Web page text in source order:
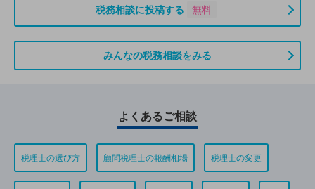
税務相談に投稿する 無料
みんなの税務相談をみる
よくあるご相談
税理士の選び方 顧問税理士の報酬相場 税理士の変更